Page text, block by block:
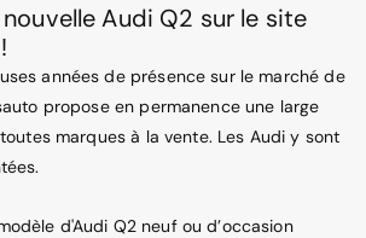
Audi Q2 sur le site
années de présence sur le marché de
propose en permanence une large
marques à la vente. Les Audi y sont
d'Audi Q2 neuf ou d’occasion